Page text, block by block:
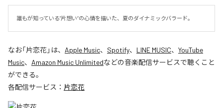
誰もが知っている"片想い”の心情を描いた、夏のダイナミックバラード。
なお「片恋花」は、 Apple Music、 Spotify、 LINE MUSIC、 YouTube
Music、 Amazon Music Unlimitedなどの音楽配信サービスで聴くこと
ができる。
各配信サービス： 片恋花